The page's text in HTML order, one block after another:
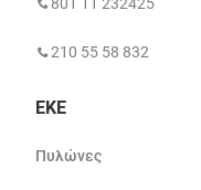
210 55 58 832
ΕΚΕ
Πυλώνες